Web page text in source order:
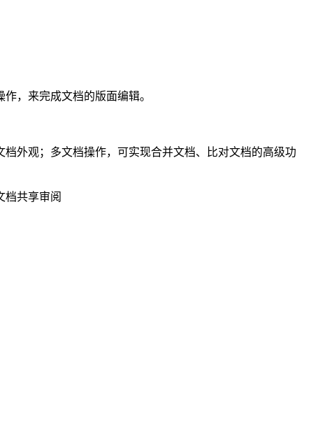
，来完成文档的版面编辑。
外观；多文档操作，可实现合并文档、比对文档的高级功
档共享审阅